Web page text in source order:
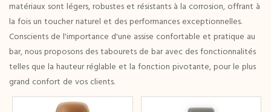
matériaux sont légers, robustes et résistants à la corrosion, offrant à
la fois un toucher naturel et des performances exceptionnelles.
Conscients de l'importance d'une assise confortable et pratique au
bar, nous proposons des tabourets de bar avec des fonctionnalités
telles que la hauteur réglable et la fonction pivotante, pour le plus
grand confort de vos clients.